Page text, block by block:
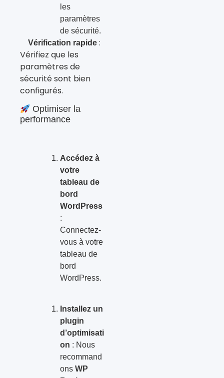
les
paramètres
de sécurité.
Vérification rapide :
Vérifiez que les
paramètres de
sécurité sont bien
configurés.
Optimiser la
performance
Accédez à
votre
tableau de
bord
WordPress
:
Connectez-
vous à votre
tableau de
bord
WordPress.
Installez un
plugin
d’optimisati
on : Nous
recommand
ons WP